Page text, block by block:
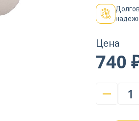
Цена
740
1